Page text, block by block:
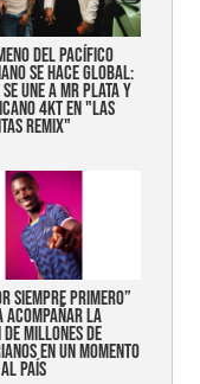
DEL PACÍFICO
SE HACE GLOBAL:
UNE A MR PLATA Y
4KT EN "LAS
REMIX"
siempre primero”
acompañar la
de millones de
en un momento
país